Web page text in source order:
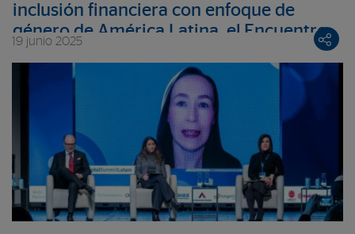
inclusión financiera con enfoque de
género de América Latina, el Encuentro
Anual de FinEquity
19 junio 2025